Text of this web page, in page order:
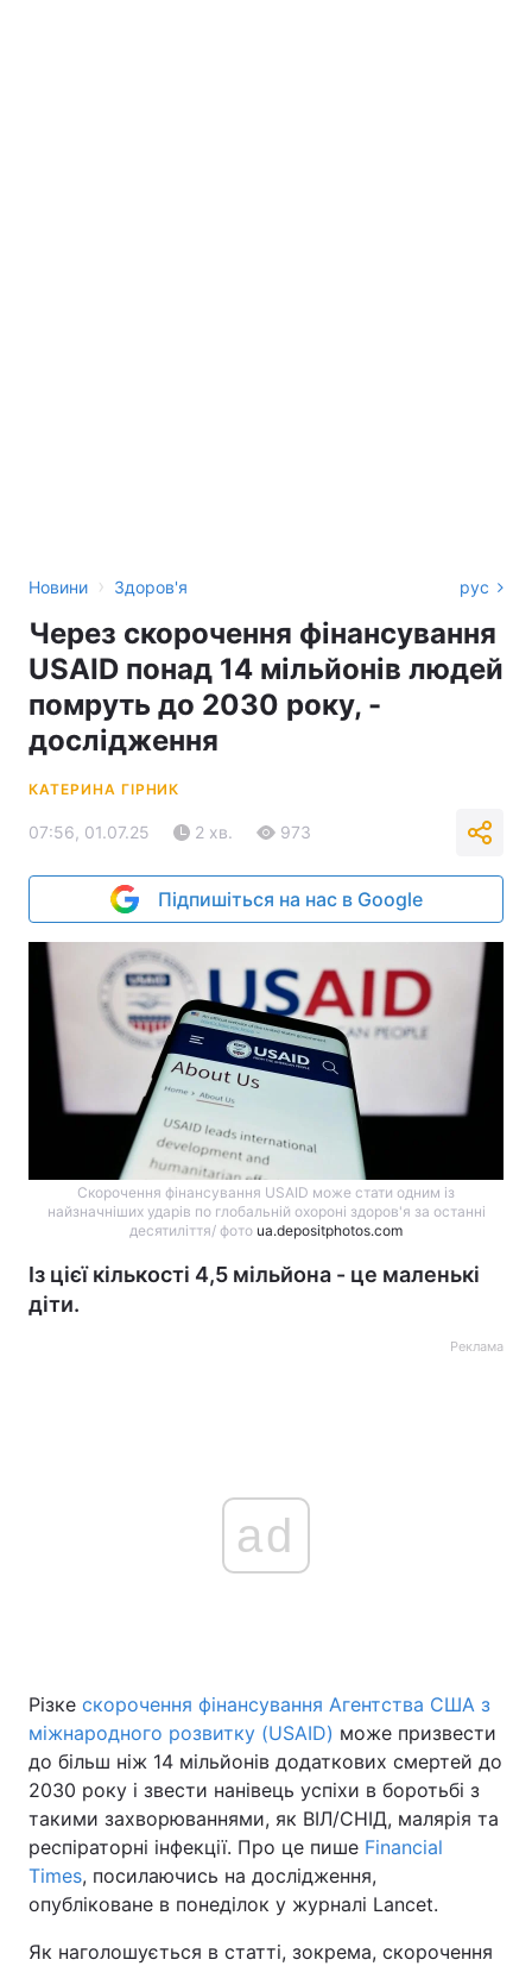
Новини › Здоров'я рус
Через скорочення фінансування
USAID понад 14 мільйонів людей
помруть до 2030 року, -
дослідження
КАТЕРИНА ГІРНИК
07:56, 01.07.25 2 хв. 973
Підпишіться на нас в Google
Скорочення фінансування USAID може стати одним із
найзначніших ударів по глобальній охороні здоров'я за останні
десятиліття/ фото ua.depositphotos.com
Із цієї кількості 4,5 мільйона - це маленькі
діти.
Реклама
ad
Різке скорочення фінансування Агентства США з
міжнародного розвитку (USAID) може призвести
до більш ніж 14 мільйонів додаткових смертей до
2030 року і звести нанівець успіхи в боротьбі з
такими захворюваннями, як ВІЛ/СНІД, малярія та
респіраторні інфекції. Про це пише Financial
Times, посилаючись на дослідження,
опубліковане в понеділок у журналі Lancet.
Як наголошується в статті, зокрема, скорочення